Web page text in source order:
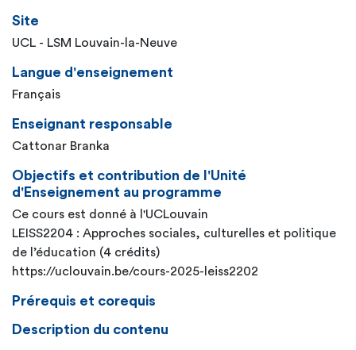
Site
UCL - LSM Louvain-la-Neuve
Langue d'enseignement
Français
Enseignant responsable
Cattonar Branka
Objectifs et contribution de l'Unité
d'Enseignement au programme
Ce cours est donné à l'UCLouvain
LEISS2204 : Approches sociales, culturelles et politique
de l’éducation (4 crédits)
https://uclouvain.be/cours-2025-leiss2202
Prérequis et corequis
Description du contenu